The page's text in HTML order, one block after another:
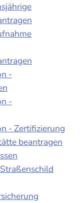
-
-
- Zertifizierung
beantragen